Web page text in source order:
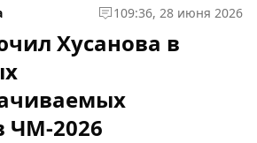
109:36, 28 июня 2026
Хусанова в
ЧМ-2026